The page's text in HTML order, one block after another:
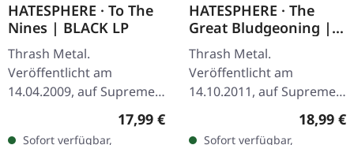
HATESPHERE · To The
Nines | BLACK LP
Thrash Metal.
Veröffentlicht am
14.04.2009, auf Supreme
Chaos Records. Das neue,
intensive und kraftvolle
Regulärer Preis:
17,99 €
Sofort verfügbar,
HATESPHERE · The
Great Bludgeoning |
TRANSPARENT RED LP
Thrash Metal.
Veröffentlicht am
14.10.2011, auf Supreme
Transparent rotes Vinyl
18,99 €
Sofort verfügbar,